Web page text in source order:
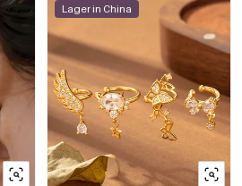
Lager in China